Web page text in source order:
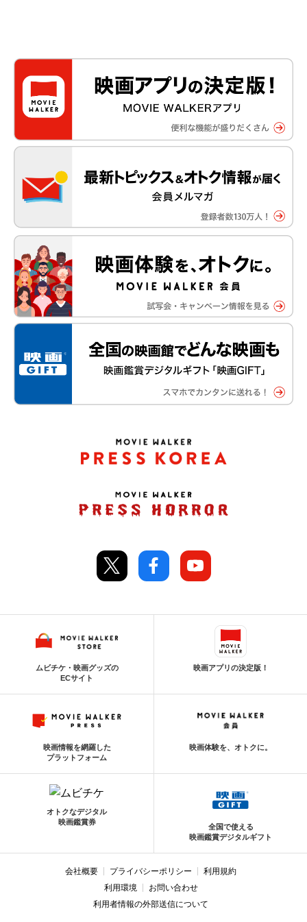
ムビチケ・映画グッズの
ECサイト
映画アプリの決定版！
映画情報を網羅した
プラットフォーム
映画体験を、オトクに。
オトクなデジタル
映画鑑賞券
全国で使える
映画鑑賞デジタルギフト
会社概要 プライバシーポリシー
利用規約
利用環境
お問い合わせ
利用者情報の外部送信について